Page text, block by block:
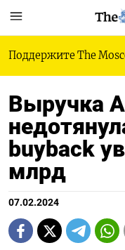
Поддержите The
Выручка
buyback
млрд
07.02.2024